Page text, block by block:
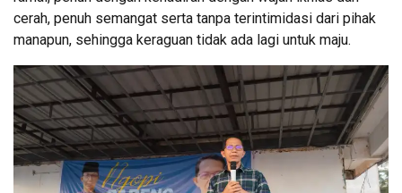
cerah, penuh semangat serta tanpa terintimidasi dari pihak
manapun, sehingga keraguan tidak ada lagi untuk maju.